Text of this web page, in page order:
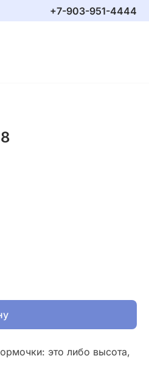
+7-903-951-4444
это либо высота,